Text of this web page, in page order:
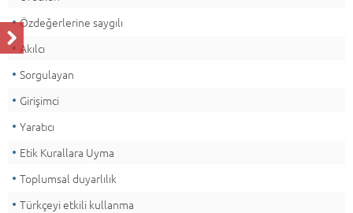
Özdeğerlerine saygılı
Akılcı
Sorgulayan
Girişimci
Yaratıcı
Etik Kurallara Uyma
Toplumsal duyarlılık
Türkçeyi etkili kullanma